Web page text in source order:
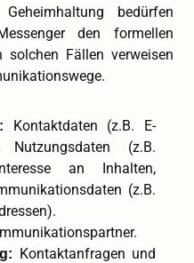
bedürfen
den formellen
Fällen verweisen
Kontaktdaten (z.B. E-
Nutzungsdaten (z.B.
an Inhalten,
(z.B.
Kontaktanfragen und